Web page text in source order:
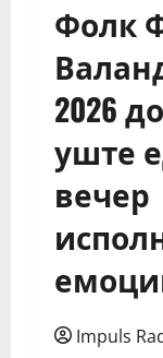
Фолк
2026
уште
вечер
Impuls